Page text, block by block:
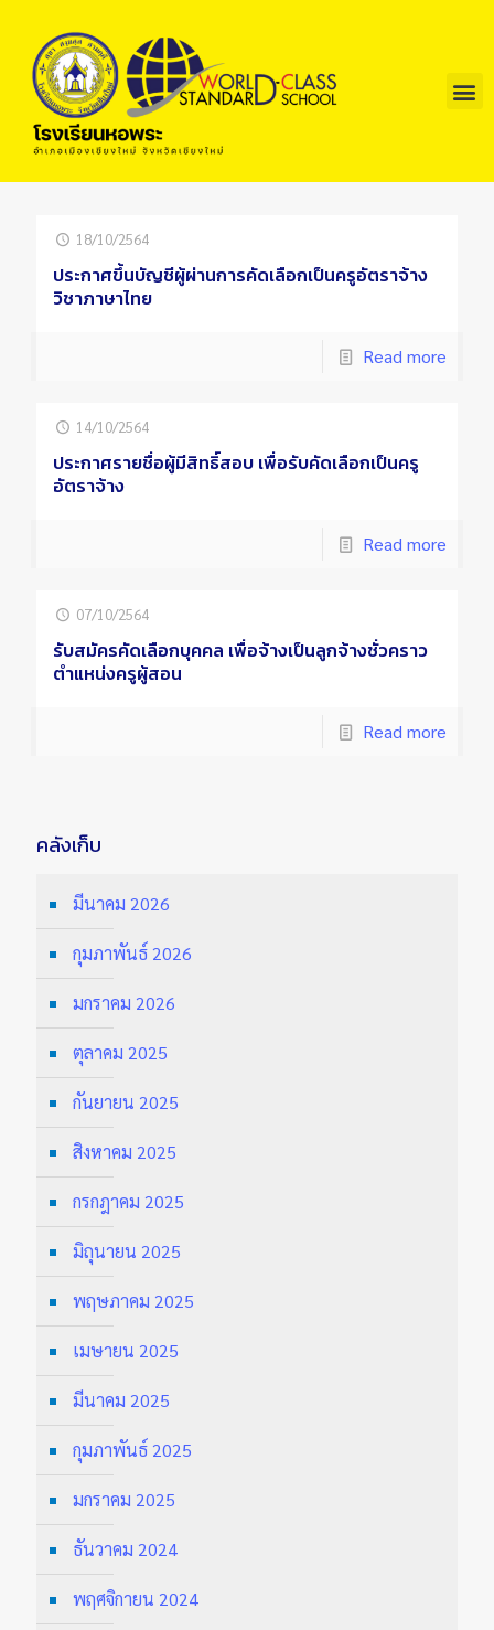
18/10/2564
ประกาศขึ้นบัญชีผู้ผ่านการคัดเลือกเป็นครูอัตราจ้าง
วิชาภาษาไทย
Read more
14/10/2564
ประกาศรายชื่อผู้มีสิทธิ์สอบ เพื่อรับคัดเลือกเป็นครู
อัตราจ้าง
Read more
07/10/2564
รับสมัครคัดเลือกบุคคล เพื่อจ้างเป็นลูกจ้างชั่วคราว
ตำแหน่งครูผู้สอน
Read more
คลังเก็บ
มีนาคม 2026
กุมภาพันธ์ 2026
มกราคม 2026
ตุลาคม 2025
กันยายน 2025
สิงหาคม 2025
กรกฎาคม 2025
มิถุนายน 2025
พฤษภาคม 2025
เมษายน 2025
มีนาคม 2025
กุมภาพันธ์ 2025
มกราคม 2025
ธันวาคม 2024
พฤศจิกายน 2024